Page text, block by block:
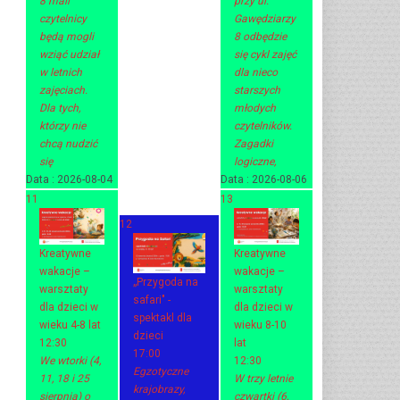
czytelnicy
będą mogli
wziąć udział
w letnich
zajęciach.
Dla tych,
którzy nie
chcą nudzić
się
Data : 2026-08-04
Gawędziarzy
8 odbędzie
się cykl zajęć
dla nieco
starszych
młodych
czytelników.
Zagadki
logiczne,
Data : 2026-08-06
11
Kreatywne
wakacje –
warsztaty
dla dzieci w
wieku 4-8 lat
12:30
We wtorki (4,
11, 18 i 25
sierpnia) o
12
„Przygoda na
safari" -
spektakl dla
dzieci
17:00
Egzotyczne
krajobrazy,
13
Kreatywne
wakacje –
warsztaty
dla dzieci w
wieku 8-10
lat
12:30
W trzy letnie
czwartki (6,